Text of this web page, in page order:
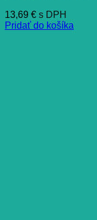
13,69 € s DPH
Pridať do košíka